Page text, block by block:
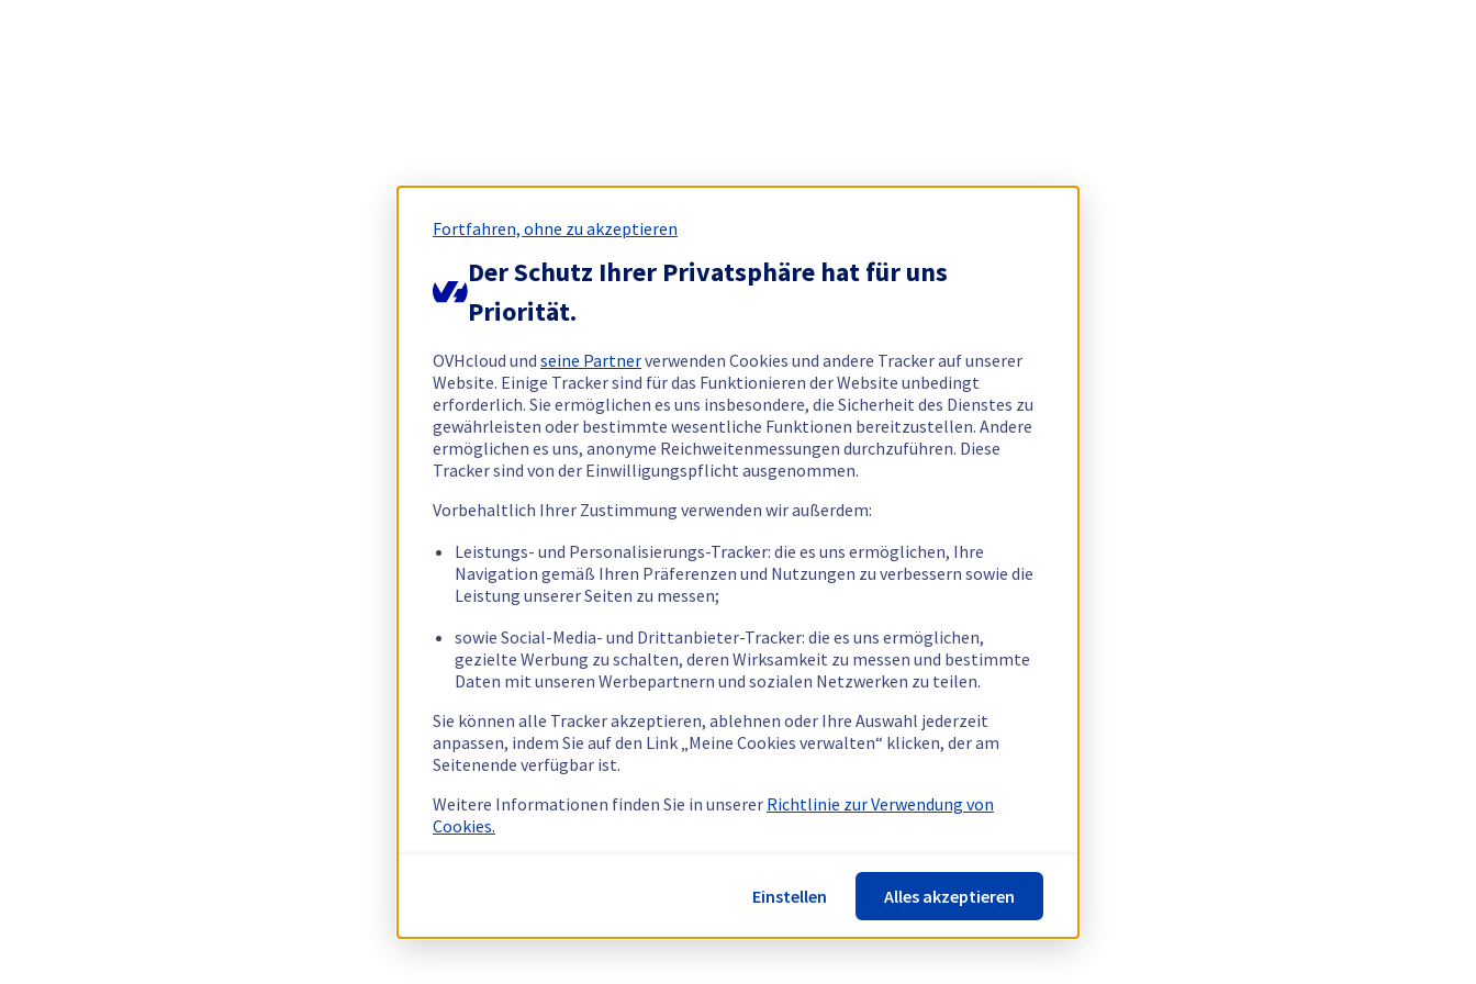
Fortfahren, ohne zu akzeptieren
Der Schutz Ihrer Privatsphäre hat für uns
Priorität.
OVHcloud und seine Partnerverwenden Cookies und andere Tracker auf unserer
Website. Einige Tracker sind für das Funktionieren der Website unbedingt
erforderlich. Sie ermöglichen es uns insbesondere, die Sicherheit des Dienstes zu
gewährleisten oder bestimmte wesentliche Funktionen bereitzustellen. Andere
ermöglichen es uns, anonyme Reichweitenmessungen durchzuführen. Diese
Tracker sind von der Einwilligungspflicht ausgenommen.
Vorbehaltlich Ihrer Zustimmung verwenden wir außerdem:
Leistungs- und Personalisierungs-Tracker: die es uns ermöglichen, Ihre
Navigation gemäß Ihren Präferenzen und Nutzungen zu verbessern sowie die
Leistung unserer Seiten zu messen;
sowie Social-Media- und Drittanbieter-Tracker: die es uns ermöglichen,
gezielte Werbung zu schalten, deren Wirksamkeit zu messen und bestimmte
Daten mit unseren Werbepartnern und sozialen Netzwerken zu teilen.
Sie können alle Tracker akzeptieren, ablehnen oder Ihre Auswahl jederzeit
anpassen, indem Sie auf den Link „Meine Cookies verwalten“ klicken, der am
Seitenende verfügbar ist.
Weitere Informationen finden Sie in unserer Richtlinie zur Verwendung von
Cookies.
Einstellen Alles akzeptieren